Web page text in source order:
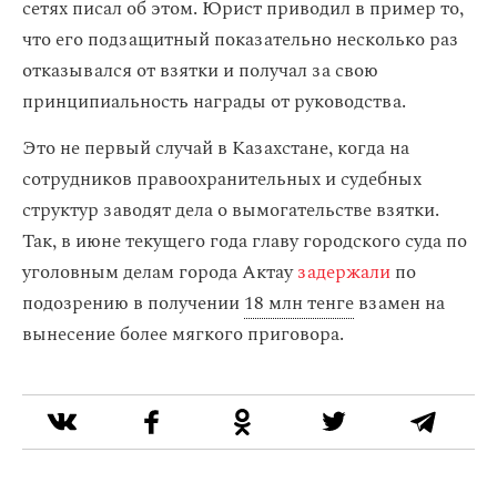
сетях писал об этом. Юрист приводил в пример то,
что его подзащитный показательно несколько раз
отказывался от взятки и получал за свою
принципиальность награды от руководства.
Это не первый случай в Казахстане, когда на
сотрудников правоохранительных и судебных
структур заводят дела о вымогательстве взятки.
Так, в июне текущего года главу городского суда по
уголовным делам города Актаузадержалипо
подозрению в получении18 млн тенгевзамен на
вынесение более мягкого приговора.